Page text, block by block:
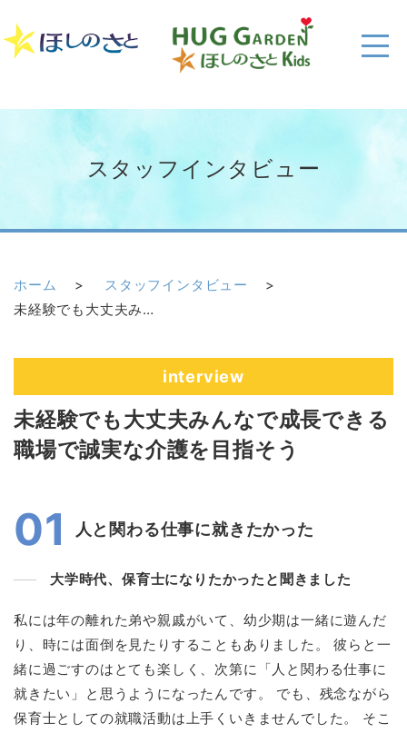
スタッフインタビュー
ホーム
スタッフインタビュー
未経験でも大丈夫みんなで成長できる職場で誠実な介護を目指そう
interview
未経験でも大丈夫みんなで成長できる
職場で誠実な介護を目指そう
01 人と関わる仕事に就きたかった
大学時代、保育士になりたかったと聞きました
私には年の離れた弟や親戚がいて、幼少期は一緒に遊んだ
り、時には面倒を見たりすることもありました。 彼らと一
緒に過ごすのはとても楽しく、次第に「人と関わる仕事に
就きたい」と思うようになったんです。 でも、残念ながら
保育士としての就職活動は上手くいきませんでした。 そこ